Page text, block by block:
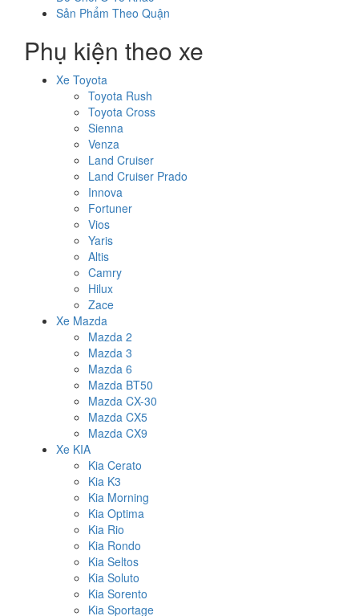
Sản Phẩm Theo Quận
Phụ kiện theo xe
Xe Toyota
Toyota Rush
Toyota Cross
Sienna
Venza
Land Cruiser
Land Cruiser Prado
Innova
Fortuner
Vios
Yaris
Altis
Camry
Hilux
Zace
Xe Mazda
Mazda 2
Mazda 3
Mazda 6
Mazda BT50
Mazda CX-30
Mazda CX5
Mazda CX9
Xe KIA
Kia Cerato
Kia K3
Kia Morning
Kia Optima
Kia Rio
Kia Rondo
Kia Seltos
Kia Soluto
Kia Sorento
Kia Sportage